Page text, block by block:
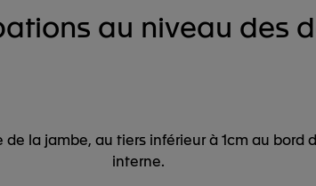
au niveau des
la jambe, au tiers inférieur à 1cm au
interne.